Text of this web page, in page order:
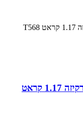
טורמלין בצבע אפרסק בליטוש מרקיזה 1.17 קראט